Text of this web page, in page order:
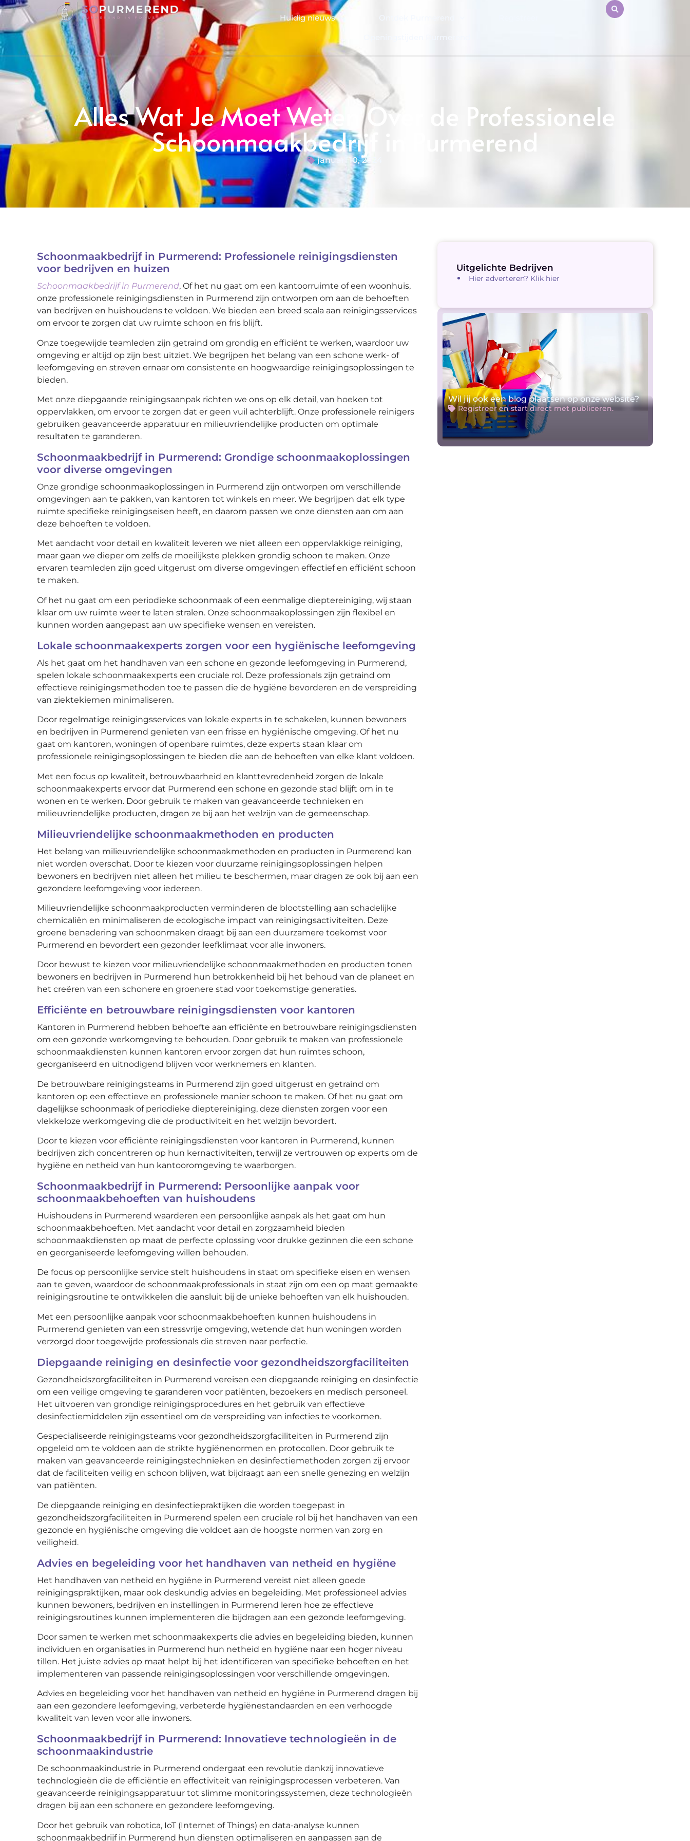
Huidig nieuws
Alles Wat Je Moet Weten Over de Professionele
Schoonmaakbedrijf in Purmerend
januari 10, 2024
Schoonmaakbedrijf in Purmerend: Professionele reinigingsdiensten
voor bedrijven en huizen
Schoonmaakbedrijf in Purmerend, Of het nu gaat om een kantoorruimte of een woonhuis,
onze professionele reinigingsdiensten in Purmerend zijn ontworpen om aan de behoeften
van bedrijven en huishoudens te voldoen. We bieden een breed scala aan reinigingsservices
om ervoor te zorgen dat uw ruimte schoon en fris blijft.
Onze toegewijde teamleden zijn getraind om grondig en efficiënt te werken, waardoor uw
omgeving er altijd op zijn best uitziet. We begrijpen het belang van een schone werk- of
leefomgeving en streven ernaar om consistente en hoogwaardige reinigingsoplossingen te
bieden.
Met onze diepgaande reinigingsaanpak richten we ons op elk detail, van hoeken tot
oppervlakken, om ervoor te zorgen dat er geen vuil achterblijft. Onze professionele reinigers
gebruiken geavanceerde apparatuur en milieuvriendelijke producten om optimale
resultaten te garanderen.
Schoonmaakbedrijf in Purmerend: Grondige schoonmaakoplossingen
voor diverse omgevingen
Onze grondige schoonmaakoplossingen in Purmerend zijn ontworpen om verschillende
omgevingen aan te pakken, van kantoren tot winkels en meer. We begrijpen dat elk type
ruimte specifieke reinigingseisen heeft, en daarom passen we onze diensten aan om aan
deze behoeften te voldoen.
Met aandacht voor detail en kwaliteit leveren we niet alleen een oppervlakkige reiniging,
maar gaan we dieper om zelfs de moeilijkste plekken grondig schoon te maken. Onze
ervaren teamleden zijn goed uitgerust om diverse omgevingen effectief en efficiënt schoon
te maken.
Of het nu gaat om een periodieke schoonmaak of een eenmalige dieptereiniging, wij staan
klaar om uw ruimte weer te laten stralen. Onze schoonmaakoplossingen zijn flexibel en
kunnen worden aangepast aan uw specifieke wensen en vereisten.
Lokale schoonmaakexperts zorgen voor een hygiënische leefomgeving
Als het gaat om het handhaven van een schone en gezonde leefomgeving in Purmerend,
spelen lokale schoonmaakexperts een cruciale rol. Deze professionals zijn getraind om
effectieve reinigingsmethoden toe te passen die de hygiëne bevorderen en de verspreiding
van ziektekiemen minimaliseren.
Door regelmatige reinigingsservices van lokale experts in te schakelen, kunnen bewoners
en bedrijven in Purmerend genieten van een frisse en hygiënische omgeving. Of het nu
gaat om kantoren, woningen of openbare ruimtes, deze experts staan klaar om
professionele reinigingsoplossingen te bieden die aan de behoeften van elke klant voldoen.
Met een focus op kwaliteit, betrouwbaarheid en klanttevredenheid zorgen de lokale
schoonmaakexperts ervoor dat Purmerend een schone en gezonde stad blijft om in te
wonen en te werken. Door gebruik te maken van geavanceerde technieken en
milieuvriendelijke producten, dragen ze bij aan het welzijn van de gemeenschap.
Milieuvriendelijke schoonmaakmethoden en producten
Het belang van milieuvriendelijke schoonmaakmethoden en producten in Purmerend kan
niet worden overschat. Door te kiezen voor duurzame reinigingsoplossingen helpen
bewoners en bedrijven niet alleen het milieu te beschermen, maar dragen ze ook bij aan een
gezondere leefomgeving voor iedereen.
Milieuvriendelijke schoonmaakproducten verminderen de blootstelling aan schadelijke
chemicaliën en minimaliseren de ecologische impact van reinigingsactiviteiten. Deze
groene benadering van schoonmaken draagt bij aan een duurzamere toekomst voor
Purmerend en bevordert een gezonder leefklimaat voor alle inwoners.
Door bewust te kiezen voor milieuvriendelijke schoonmaakmethoden en producten tonen
bewoners en bedrijven in Purmerend hun betrokkenheid bij het behoud van de planeet en
het creëren van een schonere en groenere stad voor toekomstige generaties.
Efficiënte en betrouwbare reinigingsdiensten voor kantoren
Kantoren in Purmerend hebben behoefte aan efficiënte en betrouwbare reinigingsdiensten
om een gezonde werkomgeving te behouden. Door gebruik te maken van professionele
schoonmaakdiensten kunnen kantoren ervoor zorgen dat hun ruimtes schoon,
georganiseerd en uitnodigend blijven voor werknemers en klanten.
De betrouwbare reinigingsteams in Purmerend zijn goed uitgerust en getraind om
kantoren op een effectieve en professionele manier schoon te maken. Of het nu gaat om
dagelijkse schoonmaak of periodieke dieptereiniging, deze diensten zorgen voor een
vlekkeloze werkomgeving die de productiviteit en het welzijn bevordert.
Door te kiezen voor efficiënte reinigingsdiensten voor kantoren in Purmerend, kunnen
bedrijven zich concentreren op hun kernactiviteiten, terwijl ze vertrouwen op experts om de
hygiëne en netheid van hun kantooromgeving te waarborgen.
Schoonmaakbedrijf in Purmerend: Persoonlijke aanpak voor
schoonmaakbehoeften van huishoudens
Huishoudens in Purmerend waarderen een persoonlijke aanpak als het gaat om hun
schoonmaakbehoeften. Met aandacht voor detail en zorgzaamheid bieden
schoonmaakdiensten op maat de perfecte oplossing voor drukke gezinnen die een schone
en georganiseerde leefomgeving willen behouden.
De focus op persoonlijke service stelt huishoudens in staat om specifieke eisen en wensen
aan te geven, waardoor de schoonmaakprofessionals in staat zijn om een op maat gemaakte
reinigingsroutine te ontwikkelen die aansluit bij de unieke behoeften van elk huishouden.
Met een persoonlijke aanpak voor schoonmaakbehoeften kunnen huishoudens in
Purmerend genieten van een stressvrije omgeving, wetende dat hun woningen worden
verzorgd door toegewijde professionals die streven naar perfectie.
Diepgaande reiniging en desinfectie voor gezondheidszorgfaciliteiten
Gezondheidszorgfaciliteiten in Purmerend vereisen een diepgaande reiniging en desinfectie
om een veilige omgeving te garanderen voor patiënten, bezoekers en medisch personeel.
Het uitvoeren van grondige reinigingsprocedures en het gebruik van effectieve
desinfectiemiddelen zijn essentieel om de verspreiding van infecties te voorkomen.
Gespecialiseerde reinigingsteams voor gezondheidszorgfaciliteiten in Purmerend zijn
opgeleid om te voldoen aan de strikte hygiënenormen en protocollen. Door gebruik te
maken van geavanceerde reinigingstechnieken en desinfectiemethoden zorgen zij ervoor
dat de faciliteiten veilig en schoon blijven, wat bijdraagt aan een snelle genezing en welzijn
van patiënten.
De diepgaande reiniging en desinfectiepraktijken die worden toegepast in
gezondheidszorgfaciliteiten in Purmerend spelen een cruciale rol bij het handhaven van een
gezonde en hygiënische omgeving die voldoet aan de hoogste normen van zorg en
veiligheid.
Advies en begeleiding voor het handhaven van netheid en hygiëne
Het handhaven van netheid en hygiëne in Purmerend vereist niet alleen goede
reinigingspraktijken, maar ook deskundig advies en begeleiding. Met professioneel advies
kunnen bewoners, bedrijven en instellingen in Purmerend leren hoe ze effectieve
reinigingsroutines kunnen implementeren die bijdragen aan een gezonde leefomgeving.
Door samen te werken met schoonmaakexperts die advies en begeleiding bieden, kunnen
individuen en organisaties in Purmerend hun netheid en hygiëne naar een hoger niveau
tillen. Het juiste advies op maat helpt bij het identificeren van specifieke behoeften en het
implementeren van passende reinigingsoplossingen voor verschillende omgevingen.
Advies en begeleiding voor het handhaven van netheid en hygiëne in Purmerend dragen bij
aan een gezondere leefomgeving, verbeterde hygiënestandaarden en een verhoogde
kwaliteit van leven voor alle inwoners.
Schoonmaakbedrijf in Purmerend: Innovatieve technologieën in de
schoonmaakindustrie
De schoonmaakindustrie in Purmerend ondergaat een revolutie dankzij innovatieve
technologieën die de efficiëntie en effectiviteit van reinigingsprocessen verbeteren. Van
geavanceerde reinigingsapparatuur tot slimme monitoringssystemen, deze technologieën
dragen bij aan een schonere en gezondere leefomgeving.
Door het gebruik van robotica, IoT (Internet of Things) en data-analyse kunnen
schoonmaakbedrijf in Purmerend hun diensten optimaliseren en aanpassen aan de
Uitgelichte Bedrijven
Hier adverteren? Klik hier
Wil jij ook een blog plaatsen op onze website?
Registreer en start direct met publiceren.